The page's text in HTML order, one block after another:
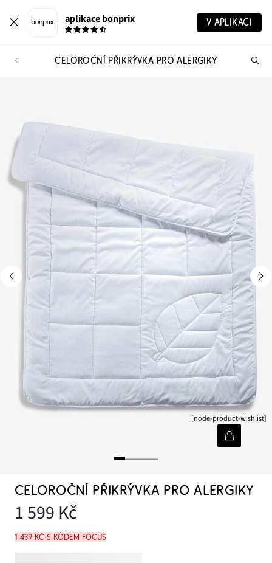
aplikace bonprix V APLIKACI
CELOROČNÍ PŘIKRÝVKA PRO ALERGIKY
[node-product-wishlist]
CELOROČNÍ PŘIKRÝVKA PRO ALERGIKY
1 599 Kč
1 439 Kč s kódem FOCUS